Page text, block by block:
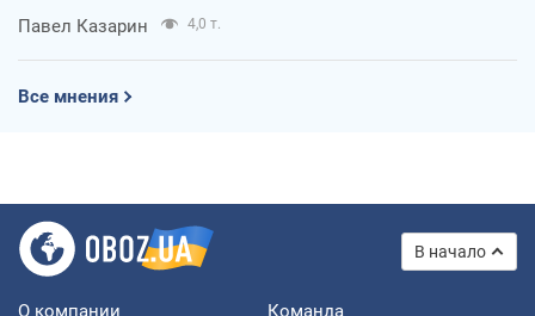
Павел Казарин 4,0 т.
Все мнения
В начало
О компании Команда